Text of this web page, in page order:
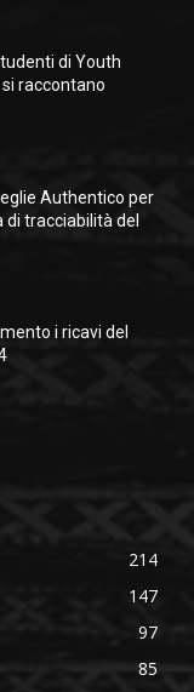
di Youth
raccontano
Authentico per
tracciabilità del
i ricavi del
214
147
97
85